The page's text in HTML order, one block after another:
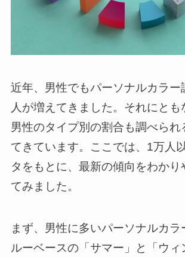
近年、男性でもパーソナルカラー
人が増えてきました。それにとも
男性のタイプ別の割合も調べられ
てきています。ここでは、1万人
タをもとに、最新の傾向をわかり
てみました。
まず、男性に多いパーソナルカラ
ルーベースの「サマー」と「ウィ